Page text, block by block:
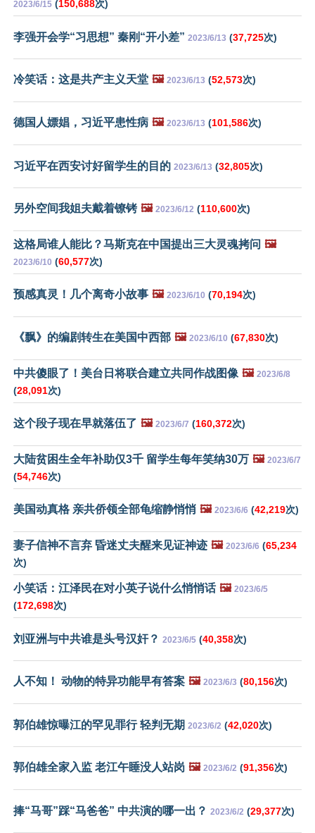
2023/6/15 (150,688次)
李强开会学“习思想” 秦刚“开小差” 2023/6/13 (37,725次)
冷笑话：这是共产主义天堂 🖼️ 2023/6/13 (52,573次)
德国人嫖娼，习近平患性病 🖼️ 2023/6/13 (101,586次)
习近平在西安讨好留学生的目的 2023/6/13 (32,805次)
另外空间我姐夫戴着镣铐 🖼️ 2023/6/12 (110,600次)
这格局谁人能比？马斯克在中国提出三大灵魂拷问 🖼️
2023/6/10 (60,577次)
预感真灵！几个离奇小故事 🖼️ 2023/6/10 (70,194次)
《飘》的编剧转生在美国中西部 🖼️ 2023/6/10 (67,830次)
中共傻眼了！美台日将联合建立共同作战图像 🖼️ 2023/6/8
(28,091次)
这个段子现在早就落伍了 🖼️ 2023/6/7 (160,372次)
大陆贫困生全年补助仅3千 留学生每年笑纳30万 🖼️ 2023/6/7
(54,746次)
美国动真格 亲共侨领全部龟缩静悄悄 🖼️ 2023/6/6 (42,219次)
妻子信神不言弃 昏迷丈夫醒来见证神迹 🖼️ 2023/6/6 (65,234
次)
小笑话：江泽民在对小英子说什么悄悄话 🖼️ 2023/6/5
(172,698次)
刘亚洲与中共谁是头号汉奸？ 2023/6/5 (40,358次)
人不知！ 动物的特异功能早有答案 🖼️ 2023/6/3 (80,156次)
郭伯雄惊曝江的罕见罪行 轻判无期 2023/6/2 (42,020次)
郭伯雄全家入监 老江午睡没人站岗 🖼️ 2023/6/2 (91,356次)
捧“马哥”踩“马爸爸” 中共演的哪一出？ 2023/6/2 (29,377次)